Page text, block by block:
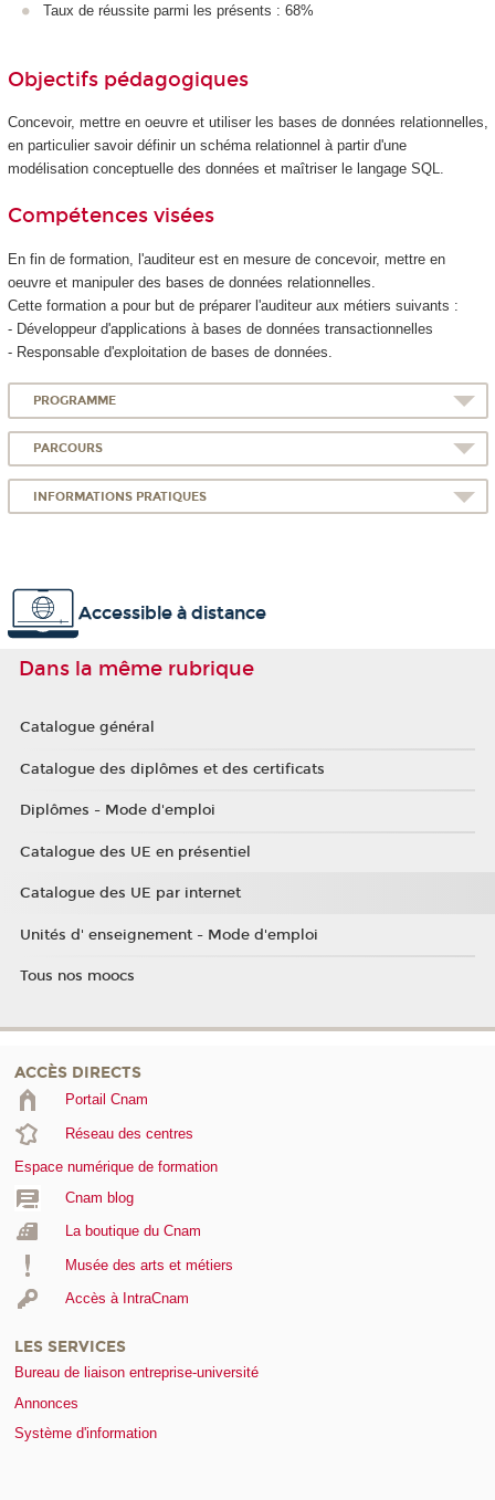
Taux de réussite parmi les présents : 68%
Objectifs pédagogiques
Concevoir, mettre en oeuvre et utiliser les bases de données relationnelles,
en particulier savoir définir un schéma relationnel à partir d'une
modélisation conceptuelle des données et maîtriser le langage SQL.
Compétences visées
En fin de formation, l'auditeur est en mesure de concevoir, mettre en
oeuvre et manipuler des bases de données relationnelles.
Cette formation a pour but de préparer l'auditeur aux métiers suivants :
- Développeur d'applications à bases de données transactionnelles
- Responsable d'exploitation de bases de données.
PROGRAMME
PARCOURS
INFORMATIONS PRATIQUES
Accessible à distance
Dans la même rubrique
Catalogue général
Catalogue des diplômes et des certificats
Diplômes - Mode d'emploi
Catalogue des UE en présentiel
Catalogue des UE par internet
Unités d' enseignement - Mode d'emploi
Tous nos moocs
ACCÈS DIRECTS
Portail Cnam
Réseau des centres
Espace numérique de formation
Cnam blog
La boutique du Cnam
Musée des arts et métiers
Accès à IntraCnam
LES SERVICES
Bureau de liaison entreprise-université
Annonces
Système d'information